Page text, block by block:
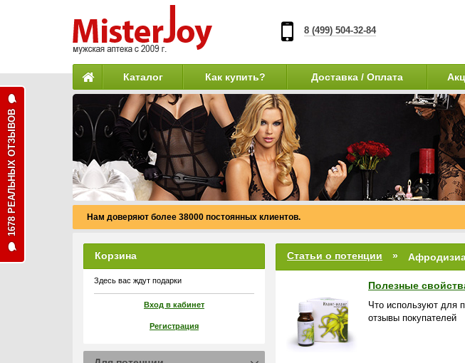
8 (499) 504-32-84
Каталог Как купить? Доставка / Оплата
Нам доверяют более 38000 постоянных клиентов.
Статьи о потенции
Полезные
Что используют для
отзывы покупателей
Корзина
Здесь вас ждут подарки
Вход в кабинет
Регистрация
1678 РЕАЛЬНЫХ ОТЗЫВОВ